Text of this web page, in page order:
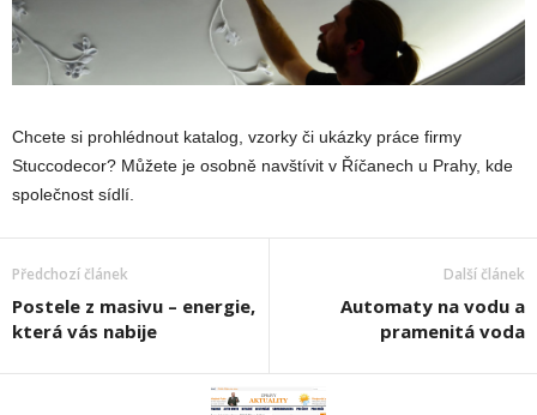
Chcete si prohlédnout katalog, vzorky či ukázky práce firmy
Stuccodecor? Můžete je osobně navštívit v Říčanech u Prahy, kde
společnost sídlí.
Předchozí článek
Postele z masivu – energie,
která vás nabije
Další článek
Automaty na vodu a
pramenitá voda